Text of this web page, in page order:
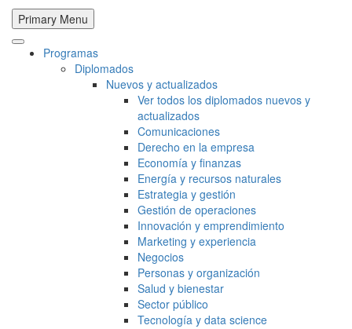
Primary Menu
Programas
Diplomados
Nuevos y actualizados
Ver todos los diplomados nuevos y
actualizados
Comunicaciones
Derecho en la empresa
Economía y finanzas
Energía y recursos naturales
Estrategia y gestión
Gestión de operaciones
Innovación y emprendimiento
Marketing y experiencia
Negocios
Personas y organización
Salud y bienestar
Sector público
Tecnología y data science